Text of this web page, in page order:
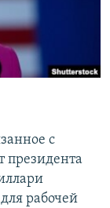
с
президента
рабочей